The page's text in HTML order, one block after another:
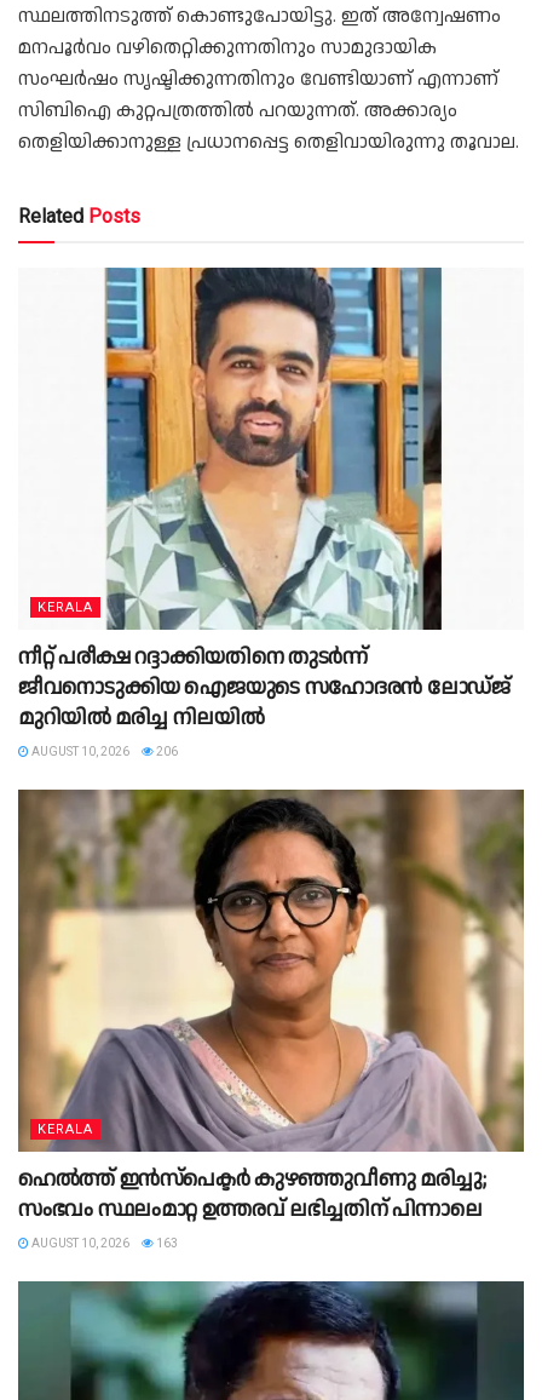
സ്ഥലത്തിനടുത്ത് കൊണ്ടുപോയിട്ടു. ഇത് അന്വേഷണം
മനപൂർവം വഴിതെറ്റിക്കുന്നതിനും സാമുദായിക
സംഘർഷം സൃഷ്ടിക്കുന്നതിനും വേണ്ടിയാണ് എന്നാണ്
സിബിഐ കുറ്റപത്രത്തിൽ പറയുന്നത്. അക്കാര്യം
തെളിയിക്കാനുള്ള പ്രധാനപ്പെട്ട തെളിവായിരുന്നു തൂവാല.
Related Posts
KERALA
നീറ്റ് പരീക്ഷ റദ്ദാക്കിയതിനെ തുടർന്ന്
ജീവനൊടുക്കിയ ഐജയുടെ സഹോദരൻ ലോഡ്‌ജ്
മുറിയിൽ മരിച്ച നിലയിൽ
AUGUST 10, 2026 206
KERALA
ഹെൽത്ത് ഇൻസ്പെക്ടർ കുഴഞ്ഞുവീണു മരിച്ചു;
സംഭവം സ്ഥലംമാറ്റ ഉത്തരവ് ലഭിച്ചതിന് പിന്നാലെ
AUGUST 10, 2026 163